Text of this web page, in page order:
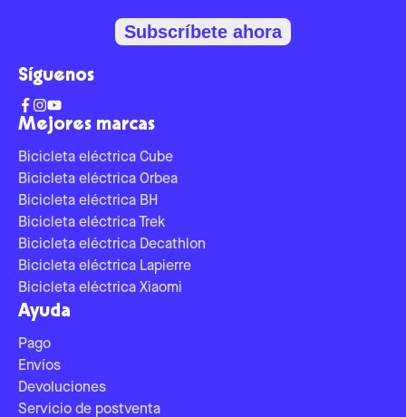
Mejores marcas
Bicicleta eléctrica Cube
Bicicleta eléctrica Orbea
Bicicleta eléctrica BH
Bicicleta eléctrica Trek
Bicicleta eléctrica Decathlon
Bicicleta eléctrica Lapierre
Bicicleta eléctrica Xiaomi
Ayuda
Pago
Envíos
Devoluciones
Servicio de postventa
Subscríbete ahora
Síguenos